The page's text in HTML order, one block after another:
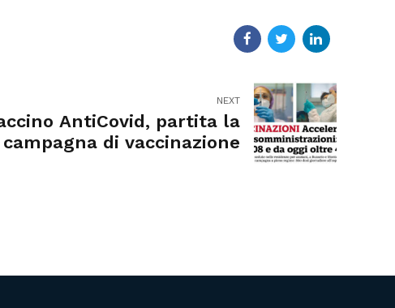
NEXT
AntiCovid, partita la
campagna di vaccinazione